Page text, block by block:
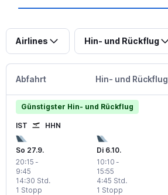
Airlines Hin- und Rückflug
Abfahrt Hin- und Rückflug
Günstigster Hin- und Rückflug
IST HHN
So 27.9.
20:15 -
9:45
1 Stopp
14:30 Std.
Di 6.10.
10:10 -
15:55
1 Stopp
4:45 Std.